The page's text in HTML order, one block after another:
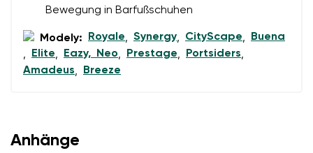
Bewegung in Barfußschuhen
Modely: Royale, Synergy, CityScape,
Buena
,
Elite, Eazy, Neo, Prestage, Portsiders,
Amadeus, Breeze
Anhänge